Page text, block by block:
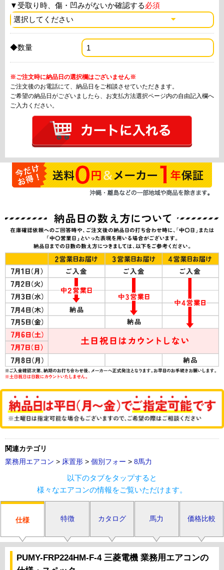
▼ 受取り時、傷・凹みがないか確認する必須
◆数量
※ご注文時に納品日の選択欄はございません※
ご注文後のお電話にて、納品日をご相談させていただきます。
ご希望の納品日がございましたら、お支払方法選択ページ内の自由記入欄へ
ご入力ください。
関連カテゴリ
業務用エアコン > 床置形 > 個別フォー > 8馬力
以下のタブをタップすると
様々なエアコンの情報をご覧いただけます。
仕様 特徴 カタログ 馬力 価格比較
PUMY-FRP224HM-F-4 三菱電機 業務用エアコンの